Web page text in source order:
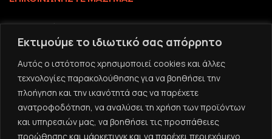
Εκτιμούμε το ιδιωτικό σας απόρρητο
Αυτός ο ιστότοπος χρησιμοποιεί cookies και άλλες
τεχνολογίες παρακολούθησης για να βοηθήσει την
πλοήγηση και την ικανότητά σας να παρέχετε
ανατροφοδότηση, να αναλύσει τη χρήση των προϊόντων
και υπηρεσιών μας, να βοηθήσει τις προσπάθειες
προώθησης και μάρκετινγκ και να παρέχει περιεχόμενο
Επικοινωνία
Το email σας